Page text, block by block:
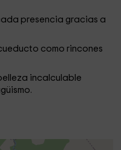
presencia gracias a
como rincones
incalculable